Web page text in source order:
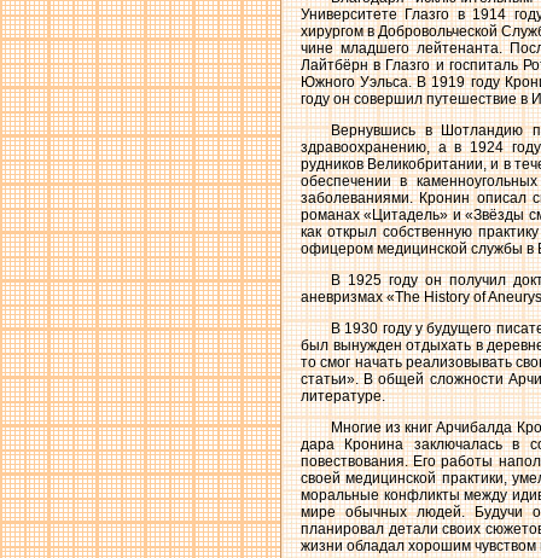
Университете Глазго в 1914
хирургом в Добровольческой
чине младшего лейтенанта.
Лайтбёрн в Глазго и госпиталь
Южного Уэльса. В 1919 году
году он совершил путешествие в
Вернувшись в Шотландию
здравоохранению, а в 1924
рудников Великобритании, и в
обеспечении в
заболеваниями. Кронин описал
романах «Цитадель» и «Звёзды
как открыл собственную
офицером медицинской службы в
В 1925 году он получил
аневризмах «The History of
В 1930 году у будущего
был вынужден отдыхать в
то смог начать реализовывать
статьи». В общей сложности
литературе.
Многие из книг Арчибалда
дара Кронина заключалась в
повествования. Его работы
своей медицинской практики,
моральные конфликты между
мире обычных людей. Будучи
планировал детали своих
жизни обладал хорошим